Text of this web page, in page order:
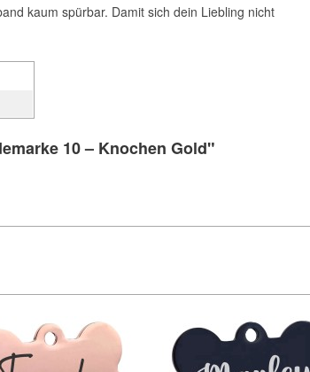
kaum spürbar. Damit sich dein Liebling nicht
10 – Knochen Gold"